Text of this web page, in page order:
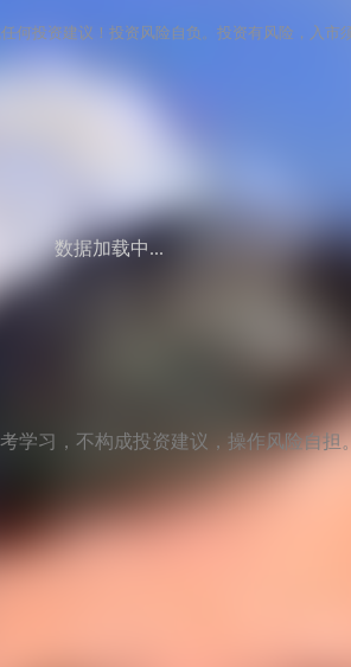
何投资建议！投资风险自负。投资有风险，入市
数据加载中...
学习，不构成投资建议，操作风险自担